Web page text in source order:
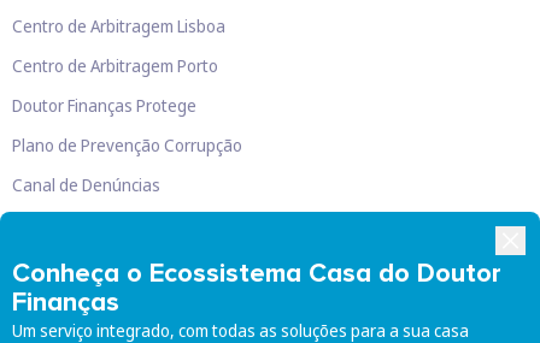
Conheça o Ecossistema Casa do Doutor
Finanças
Um serviço integrado, com todas as soluções para a sua casa
Centro de Arbitragem Lisboa
Centro de Arbitragem Porto
Doutor Finanças Protege
Plano de Prevenção Corrupção
Canal de Denúncias